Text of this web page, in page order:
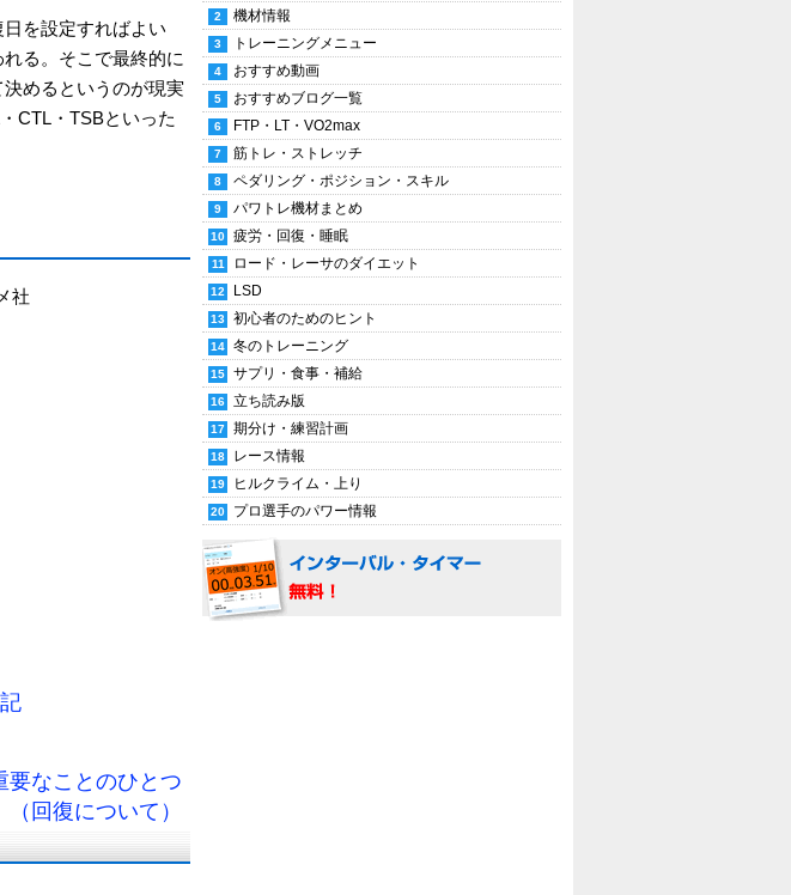
を設定すればよい
る。そこで最終的に
めるというのが現実
CTL・TSBといった
社
なことのひとつ
（回復について）
機材情報
トレーニングメニュー
おすすめ動画
おすすめブログ一覧
FTP・LT・VO2max
筋トレ・ストレッチ
ペダリング・ポジション・スキル
パワトレ機材まとめ
疲労・回復・睡眠
ロード・レーサのダイエット
LSD
初心者のためのヒント
冬のトレーニング
サプリ・食事・補給
立ち読み版
期分け・練習計画
レース情報
ヒルクライム・上り
プロ選手のパワー情報